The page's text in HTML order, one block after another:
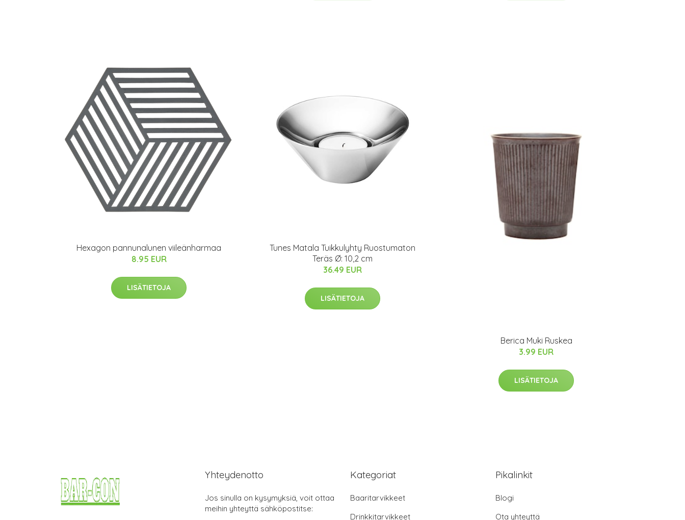
Hexagon pannunalunen viileänharmaa
8.95 EUR
LISÄTIETOJA
Tunes Matala Tuikkulyhty Ruostumaton
Teräs Ø: 10,2 cm
36.49 EUR
LISÄTIETOJA
Berica Muki Ruskea
3.99 EUR
LISÄTIETOJA
Yhteydenotto
Jos sinulla on kysymyksiä, voit ottaa
meihin yhteyttä sähköpostitse:
Kategoriat
Baaritarvikkeet
Drinkkitarvikkeet
Pikalinkit
Blogi
Ota yhteyttä